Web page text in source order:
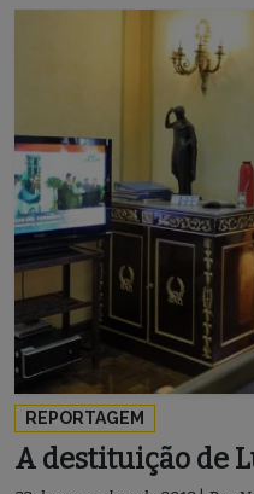
REPORTAGEM
A destituição de